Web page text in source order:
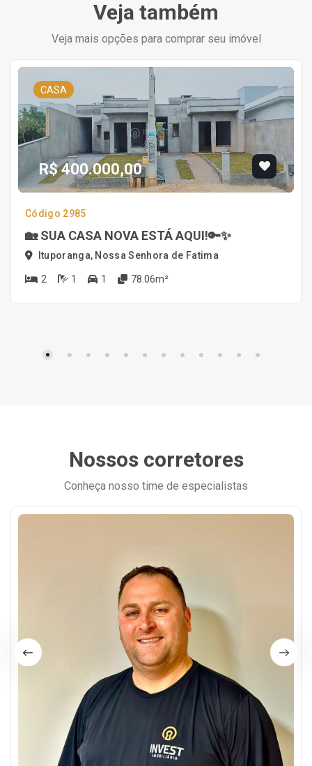
Veja também
Veja mais opções para comprar seu imóvel
CASA
R$ 400.000,00
Código 2985
🏡 SUA CASA NOVA ESTÁ AQUI!🔑✨
Ituporanga, Nossa Senhora de Fatima
2 1 1 78.06m²
Nossos corretores
Conheça nosso time de especialistas